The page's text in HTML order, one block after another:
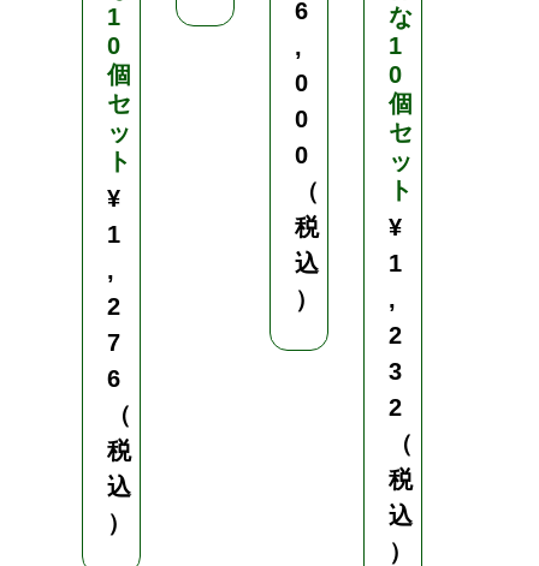
1
0
個
セ
ッ
ト
¥
1
,
2
7
6
（
税
込
）
6
,
0
0
0
（
税
込
）
な
1
0
個
セ
ッ
ト
¥
1
,
2
3
2
（
税
込
）